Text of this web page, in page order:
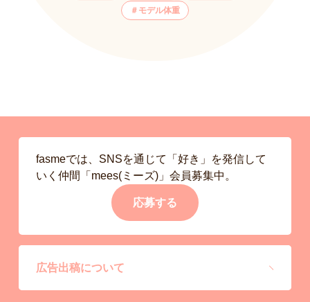
モデル体重
fasmeでは、SNSを通じて「好き」を発信して
いく仲間「mees(ミーズ)」会員募集中。
応募する
広告出稿について